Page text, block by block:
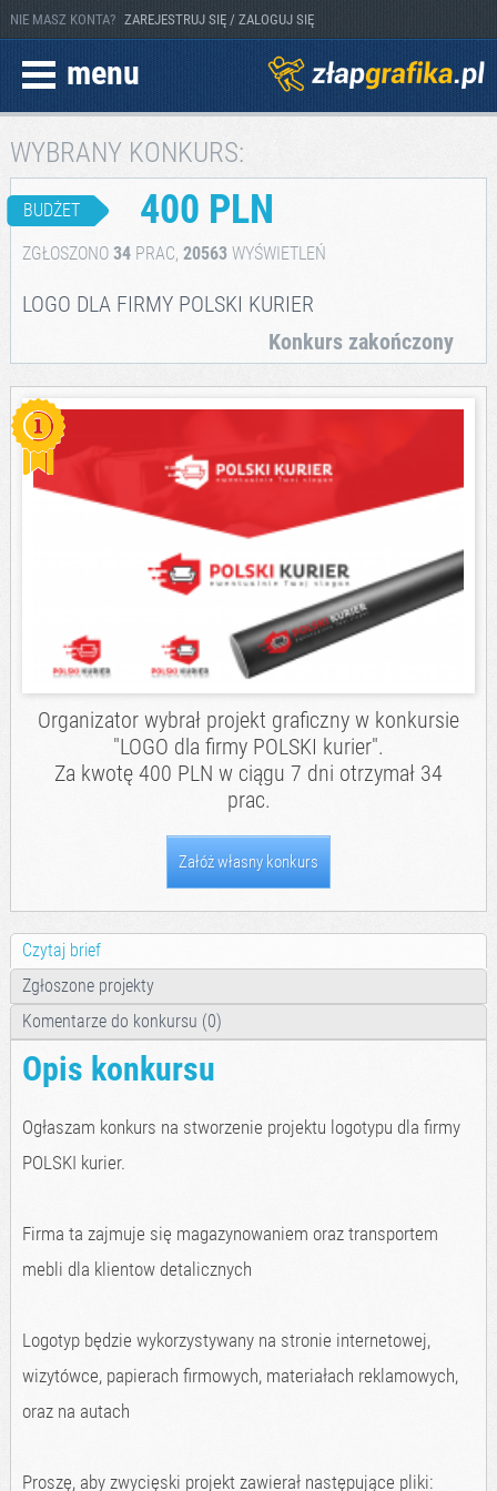
NIE MASZ KONTA? ZAREJESTRUJ SIĘ / ZALOGUJ SIĘ
menu
WYBRANY KONKURS:
BUDŻET 400 PLN
ZGŁOSZONO 34PRAC, 20563WYŚWIETLEŃ
LOGO DLA FIRMY POLSKI KURIER
Konkurs zakończony
Organizator wybrał projekt graficzny w konkursie
"LOGO dla firmy POLSKI kurier".
Za kwotę 400 PLN w ciągu 7 dni otrzymał 34
prac.
Załóż własny konkurs
Czytaj brief
Zgłoszone projekty
Komentarze do konkursu (0)
Opis konkursu
Ogłaszam konkurs na stworzenie projektu logotypu dla firmy
POLSKI kurier.
Firma ta zajmuje się magazynowaniem oraz transportem
mebli dla klientow detalicznych
Logotyp będzie wykorzystywany na stronie internetowej,
wizytówce, papierach firmowych, materiałach reklamowych,
oraz na autach
Proszę, aby zwycięski projekt zawierał następujące pliki: